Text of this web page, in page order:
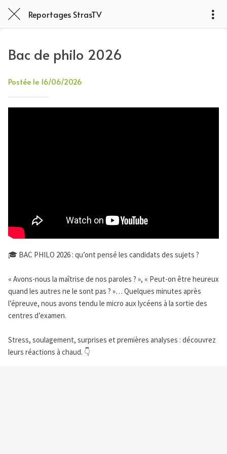
Reportages StrasTV
Bac de philo 2026
Postée le 16/06/2026
🎓 BAC PHILO 2026 : qu’ont pensé les candidats des sujets ?
« Avons-nous la maîtrise de nos paroles ? », « Peut-on être heureux
quand les autres ne le sont pas ? »… Quelques minutes après
l’épreuve, nous avons tendu le micro aux lycéens à la sortie des
centres d’examen.
Stress, soulagement, surprises et premières analyses : découvrez
leurs réactions à chaud. 👇